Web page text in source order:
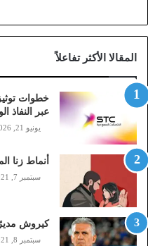
ل
ا
ت
ص
ل
(
s
,
م
و
المقالا الأكثر تفاعلاً
عبر النفاذ
يونيو 21, 2026
أنماط زنا
سبتمبر 7, 2021
كيروش
سبتمبر 8, 2021